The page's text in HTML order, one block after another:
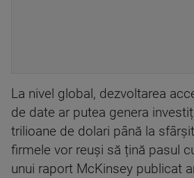
La nivel global, dezvoltarea
de date ar putea genera
trilioane de dolari până la
firmele vor reuși să țină pasul
unui raport McKinsey publicat